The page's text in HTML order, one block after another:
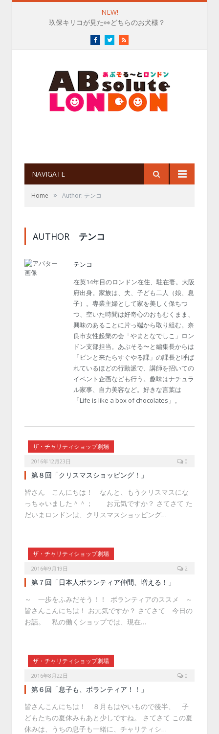
NEW!
玖保キリコが見た👀どちらのお犬様？
FacebookTwitterRSS
NAVIGATE
Home » Author: テンコ
AUTHOR テンコ
テンコ
在英14年目のロンドン在住、駐在妻。大阪
府出身。家族は、夫、子ども二人（娘、息
子）。専業主婦として家を美しく保ちつ
つ、空いた時間は好奇心のおもむくまま、
興味のあることに片っ端から取り組む。奈
良市女性起業の会「やまとなでしこ」ロン
ドン支部担当。あぶそる〜と編集長からは
「ピンと来たらすぐやる課」の課長と呼ば
れているほどの行動派で、講師を招いての
イベント企画なども行う。趣味はナチュラ
ル家事、自力美容など。好きな言葉は
「Life is like a box of chocolates」。
ザ・チャリティショップ劇場
2016年12月23日 0
第８回「クリスマスショッピング！」
皆さん こんにちは！ なんと、もうクリスマスにな
っちゃいました＾＾； お元気ですか？ さてさて た
だいまロンドンは、クリスマスショッピング…
ザ・チャリティショップ劇場
2016年9月19日 2
第７回「日本人ボランティア仲間、増える！」
～ 一歩をふみだそう！！ ボランティアのススメ ～
皆さんこんにちは！ お元気ですか？ さてさて 今日の
お話。 私の働くショップでは、現在…
ザ・チャリティショップ劇場
2016年8月22日 0
第６回「息子も、ボランティア！！」
皆さんこんにちは！ ８月もはやいもので後半、 子
どもたちの夏休みもあと少しですね。 さてさて この夏
休みは、うちの息子も一緒に、チャリティシ…